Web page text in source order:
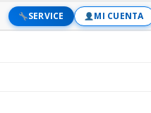
SERVICE MI CUENTA